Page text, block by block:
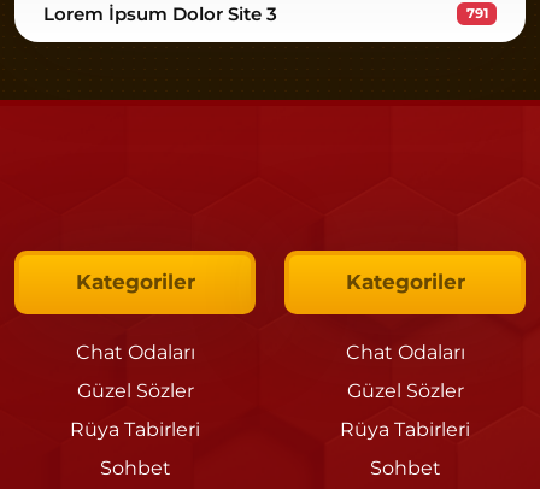
Lorem İpsum Dolor Site 3 791
Kategoriler
Chat Odaları
Güzel Sözler
Rüya Tabirleri
Sohbet
Kategoriler
Chat Odaları
Güzel Sözler
Rüya Tabirleri
Sohbet